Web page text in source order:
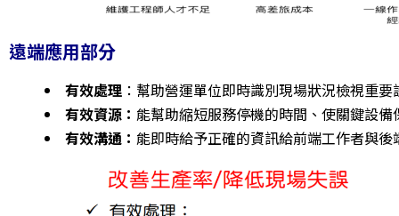
遠端應用部分
有效處理 ：幫助營運單位即時識別現場狀況檢視重
有效資源： 能幫助縮短服務停機的時間、使關鍵設
有效溝通： 能即時給予正確的資訊給前端工作者與後